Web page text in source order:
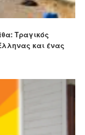
Τραγικός
και ένας